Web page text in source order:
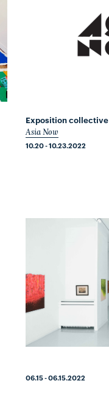
Exposition collective
Asia Now
10.20 - 10.23.2022
06.15 - 06.15.2022